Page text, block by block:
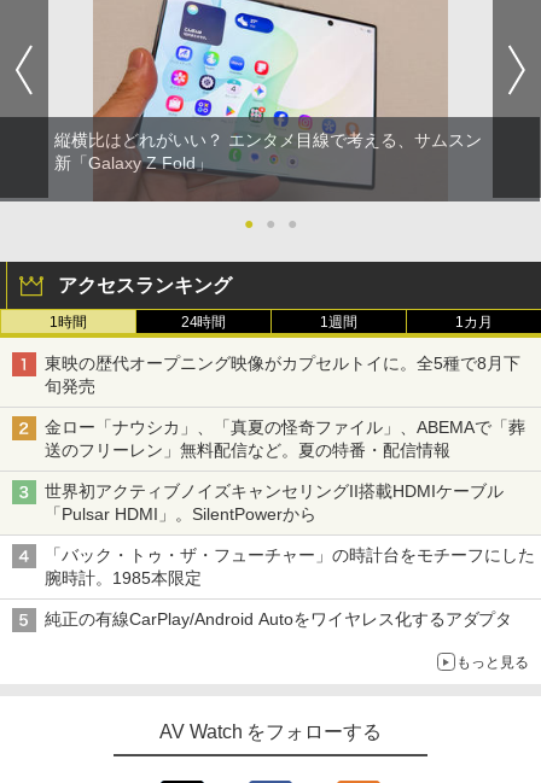
縦横比はどれがいい？ エンタメ目線で考える、サムスン
新「Galaxy Z Fold」
● ● ●
アクセスランキング
1時間 24時間 1週間 1カ月
東映の歴代オープニング映像がカプセルトイに。全5種で8月下
旬発売
金ロー「ナウシカ」、「真夏の怪奇ファイル」、ABEMAで「葬
送のフリーレン」無料配信など。夏の特番・配信情報
世界初アクティブノイズキャンセリングII搭載HDMIケーブル
「Pulsar HDMI」。SilentPowerから
「バック・トゥ・ザ・フューチャー」の時計台をモチーフにした
腕時計。1985本限定
純正の有線CarPlay/Android Autoをワイヤレス化するアダプタ
もっと見る
AV Watch をフォローする